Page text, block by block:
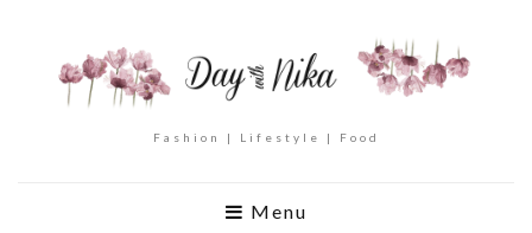
Fashion | Lifestyle | Food
Menu